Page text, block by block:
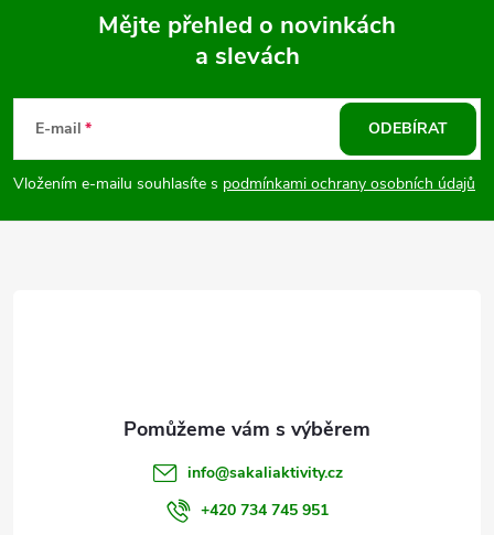
p
a
Mějte přehled o novinkách
a slevách
E-mail
Vložením e-mailu souhlasíte s podmínkami ochrany osobních údajů
ODEBÍRAT
info@sakaliaktivity.cz
+420 734 745 951